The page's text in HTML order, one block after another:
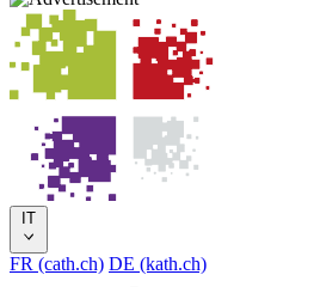
IT
FR (cath.ch) DE (kath.ch)